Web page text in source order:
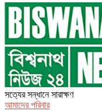
সত‌্যের সন্ধানে সারাক্ষণ
আমাদের পরিবার